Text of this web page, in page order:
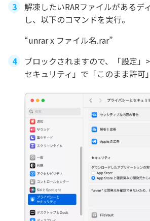
解凍したいRARファイルがあるデ
し、以下のコマンドを実行。
“unrar x ファイル名.rar”
ブロックされますので、「設定」
セキュリティ」で「このまま許可